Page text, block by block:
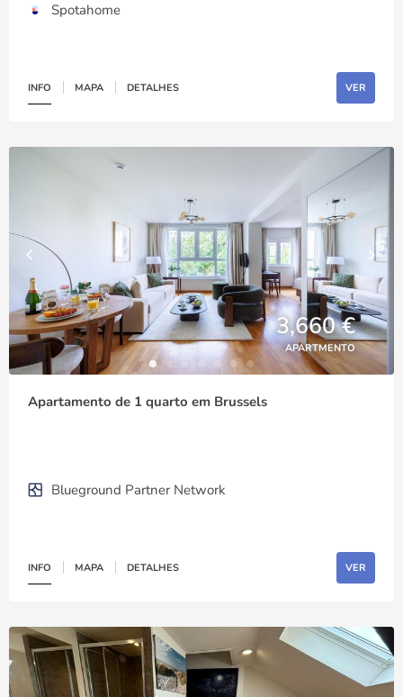
Spotahome
INFO MAPA DETALHES VER
3,660 €
APARTMENTO
Apartamento de 1 quarto em Brussels
Blueground Partner Network
INFO MAPA DETALHES VER